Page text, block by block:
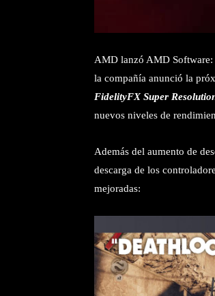
AMD lanzó AMD Software:
la compañía anunció la
FidelityFX Super
nuevos niveles de
Además del aumento de
descarga de los
mejoradas: